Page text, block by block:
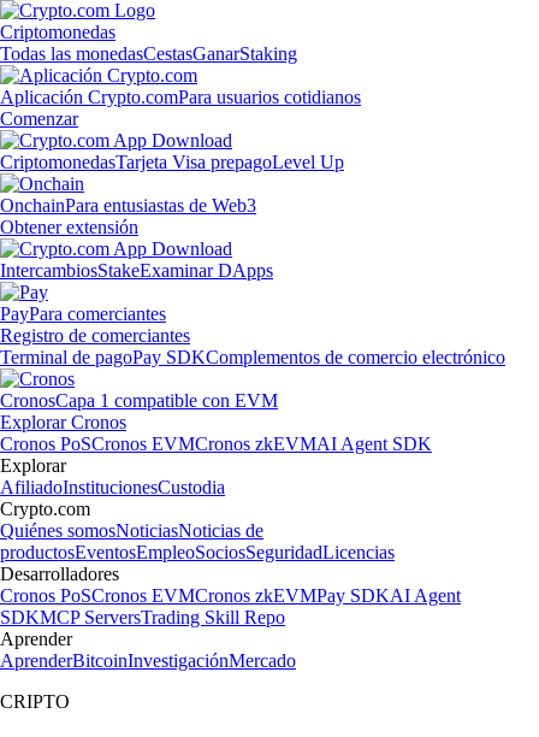
Criptomonedas
Todas las monedasCestasGanarStaking
Aplicación Crypto.comPara usuarios cotidianos
Comenzar
CriptomonedasTarjeta Visa prepagoLevel Up
OnchainPara entusiastas de Web3
Obtener extensión
IntercambiosStakeExaminar DApps
PayPara comerciantes
Registro de comerciantes
Terminal de pagoPay SDKComplementos de comercio electrónico
CronosCapa 1 compatible con EVM
Explorar Cronos
Cronos PoSCronos EVMCronos zkEVMAI Agent SDK
Explorar
AfiliadoInstitucionesCustodia
Crypto.com
Quiénes somosNoticiasNoticias de
productosEventosEmpleoSociosSeguridadLicencias
Desarrolladores
Cronos PoSCronos EVMCronos zkEVMPay SDKAI Agent
SDKMCP ServersTrading Skill Repo
Aprender
AprenderBitcoinInvestigaciónMercado
CRIPTO